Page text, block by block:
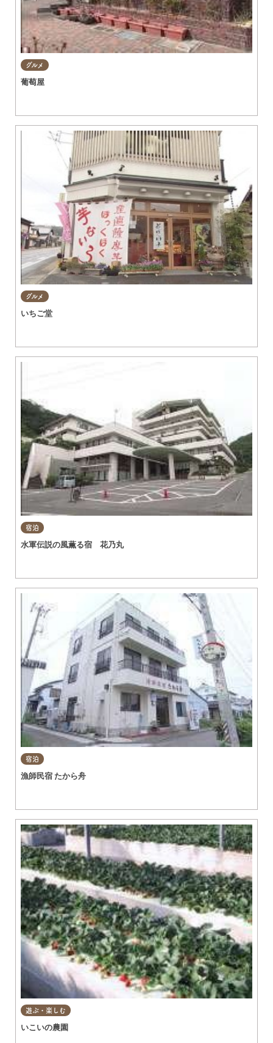
グルメ
葡萄屋
グルメ
いちご堂
宿泊
水軍伝説の風薫る宿 花乃丸
宿泊
漁師民宿 たから舟
遊ぶ・楽しむ
いこいの農園